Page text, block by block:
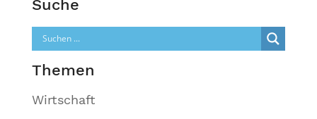
Suche
Themen
Wirtschaft